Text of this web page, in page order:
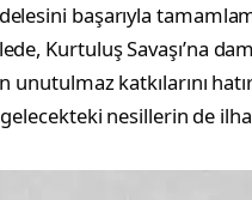
başarıyla
Kurtuluş Savaşı’na
unutulmaz katkılarını
nesillerin de